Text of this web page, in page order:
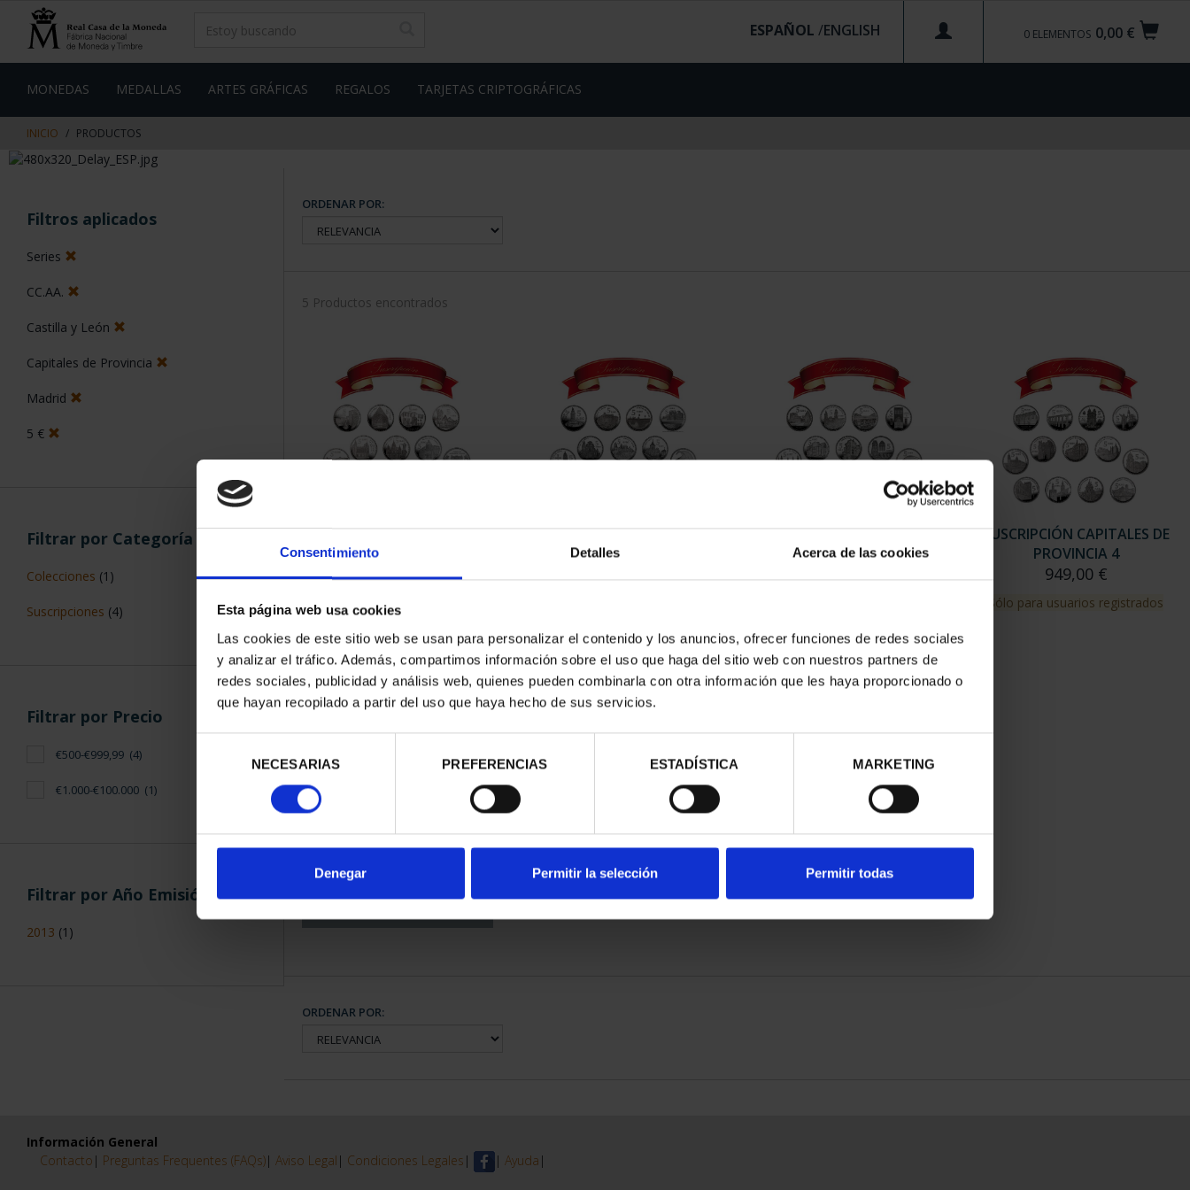
Consentimiento Detalles Acerca de las cookies
Esta página web usa cookies
Las cookies de este sitio web se usan para personalizar el contenido y los anuncios, ofrecer funciones de redes sociales
y analizar el tráfico. Además, compartimos información sobre el uso que haga del sitio web con nuestros partners de
redes sociales, publicidad y análisis web, quienes pueden combinarla con otra información que les haya proporcionado o
que hayan recopilado a partir del uso que haya hecho de sus servicios.
consentimiento
NECESARIAS PREFERENCIAS ESTADÍSTICA MARKETING
Denegar Permitir la selección Permitir todas
contenido
de
0,00 €
0 ELEMENTOS
ESPAÑOL /
MONEDAS MEDALLAS ARTES GRÁFICAS REGALOS TARJETAS CRIPTOGRÁFICAS
INICIO PRODUCTOS
Filtros aplicados
Series
CC.AA.
Castilla y León
Capitales de Provincia
Madrid
5 €
Filtrar por Categoría
Colecciones (1)
Suscripciones (4)
Filtrar por Precio
€500-€999,99 (4)
€1.000-€100.000 (1)
Filtrar por Año Emisión
2013 (1)
ORDENAR POR:
5 Productos encontrados
SUSCRIPCIÓN CAPITALES DE
PROVINCIA 1
949,00 €
Sólo para usuarios registrados
SUSCRIPCIÓN CAPITALES DE
PROVINCIA 2
949,00 €
SUSCRIPCIÓN CAPITALES DE
PROVINCIA 3
949,00 €
SUSCRIPCIÓN CAPITALES DE
PROVINCIA 4
949,00 €
Sólo para usuarios registrados
COLECCION COMPLET...
3.796,00 €
ORDENAR POR:
Información General
Contacto | Preguntas Frequentes (FAQs)| Aviso Legal | Condiciones Legales | | Ayuda |